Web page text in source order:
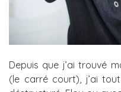
Depuis que j’ai trouvé
(le carré court), j’ai